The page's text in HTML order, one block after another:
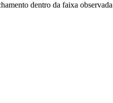
dentro da faixa observada